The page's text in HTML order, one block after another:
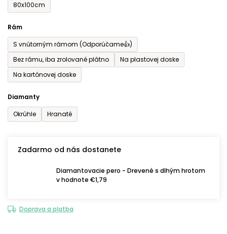
80x100cm
Rám
S vnútorným rámom (Odporúčame👍)
Bez rámu, iba zrolované plátno
Na plastovej doske
Na kartónovej doske
Diamanty
Okrúhle
Hranaté
Zadarmo od nás dostanete
Diamantovacie pero - Drevené s dlhým hrotom
v hodnote €1,79
Doprava a platba